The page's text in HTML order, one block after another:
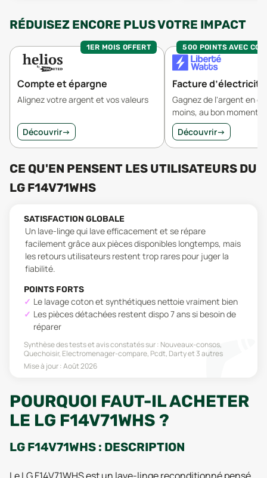
RÉDUISEZ ENCORE PLUS VOTRE IMPACT
1ER MOIS OFFERT
Compte et épargne
Alignez votre argent et vos valeurs
Découvrir→
500 POINTS AVEC
Facture d’électricité
Gagnez de l'argent en
moins, au bon moment.
Découvrir→
CE QU'EN PENSENT LES UTILISATEURS DU
LG F14V71WHS
SATISFACTION GLOBALE
Un lave-linge qui lave efficacement et se répare
facilement grâce aux pièces disponibles longtemps, mais
les retours utilisateurs restent trop rares pour juger la
fiabilité.
POINTS FORTS
Le lavage coton et synthétiques nettoie vraiment bien
Les pièces détachées restent dispo 7 ans si besoin de
réparer
Synthèse des tests et avis constatés sur : Nouveaux-consos,
Quechoisir, Electromenager-compare, Pcdt, Dartyet 3 autres
Mise à jour :Août 2026
POURQUOI FAUT-IL ACHETER
LE LG F14V71WHS ?
LG F14V71WHS : DESCRIPTION